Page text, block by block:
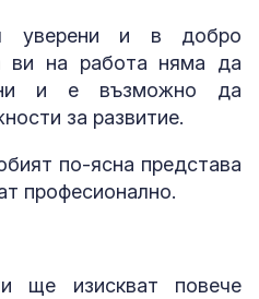
уверени и в добро
ви на работа няма да
и е възможно да
за развитие.
по-ясна представа
професионално.
ще изискват повече